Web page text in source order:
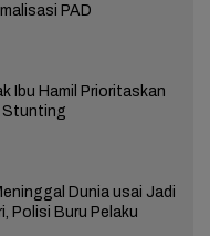
PAD
Ibu Hamil Prioritaskan
Stunting
Dunia usai Jadi
Polisi Buru Pelaku